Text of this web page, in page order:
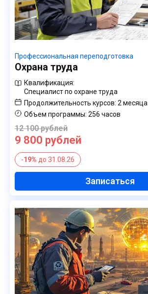
Профессиональная переподготовка
Охрана труда
Квалификация:
Специалист по охране труда
Продолжительность курсов:
2 месяца
Объем программы:
256 часов
12 100 рублей
9 800 рублей
-19% до 31.08.26
Записаться